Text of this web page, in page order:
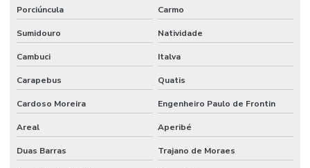
Porciúncula Carmo
Sumidouro Natividade
Cambuci Italva
Carapebus Quatis
Cardoso Moreira Engenheiro Paulo de Frontin
Areal Aperibé
Duas Barras Trajano de Moraes